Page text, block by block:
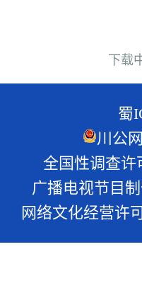
下载
蜀
川公
全国性调查许
广播电视节目
网络文化经营许